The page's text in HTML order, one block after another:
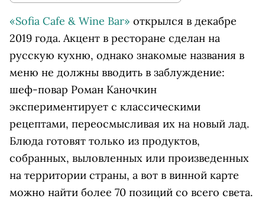
«Sofia Cafe & Wine Bar» открылся в декабре
2019 года. Акцент в ресторане сделан на
русскую кухню, однако знакомые названия в
меню не должны вводить в заблуждение:
шеф-повар Роман Каночкин
экспериментирует с классическими
рецептами, переосмысливая их на новый лад.
Блюда готовят только из продуктов,
собранных, выловленных или произведенных
на территории страны, а вот в винной карте
можно найти более 70 позиций со всего света.